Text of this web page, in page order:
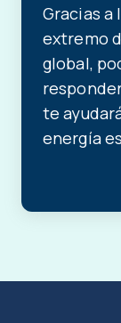
Gracias a
extremo
global,
te
energía